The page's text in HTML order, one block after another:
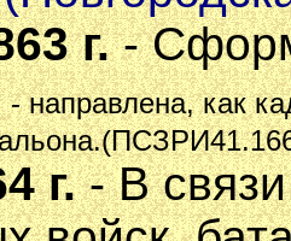
г.-
- направлена, как
г.- В